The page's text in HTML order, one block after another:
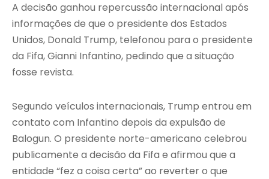
A decisão ganhou repercussão internacional após
informações de que o presidente dos Estados
Unidos, Donald Trump, telefonou para o presidente
da Fifa, Gianni Infantino, pedindo que a situação
fosse revista.
Segundo veículos internacionais, Trump entrou em
contato com Infantino depois da expulsão de
Balogun. O presidente norte-americano celebrou
publicamente a decisão da Fifa e afirmou que a
entidade “fez a coisa certa” ao reverter o que